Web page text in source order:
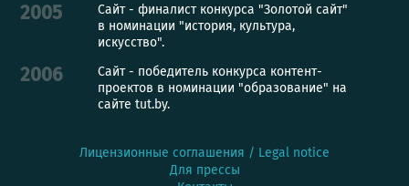
2005
Сайт - финалист конкурса "Золотой сайт"
в номинации "история, культура,
искусство".
2006
Сайт - победитель конкурса контент-
проектов в номинации "образование" на
сайте tut.by.
Лицензионные соглашения / Legal notice
Для прессы